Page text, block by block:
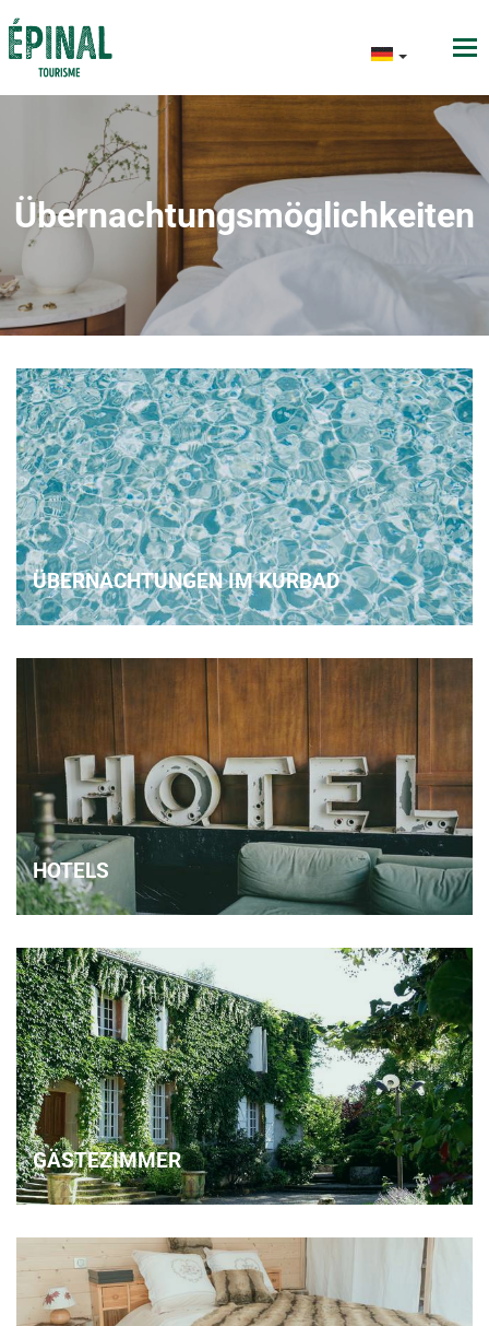
Übernachtungsmöglichkeiten
ÜBERNACHTUNGEN IM KURBAD
HOTELS
GÄSTEZIMMER